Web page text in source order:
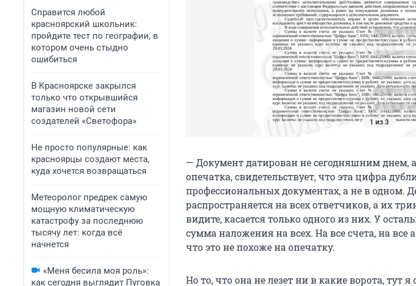
Справится любой
красноярский школьник:
пройдите тест по географии, в
котором очень стыдно
ошибиться
В Красноярске закрылся
только что открывшийся
магазин новой сети
создателей «Светофора»
Не просто популярные: как
красноярцы создают места,
куда хочется возвращаться
Метеоролог предрек самую
мощную климатическую
катастрофу за последнюю
тысячу лет: когда всё
начнется
«Меня бесила моя роль»:
как сегодня выглядит Пуговка
1 из 3
— Документ датирован не сегодняшним днем,
опечатка, свидетельствует, что эта цифра
профессиональных документах, а не в одном.
распространяется на всех ответчиков, а их
видите, касается только одного из них. У
сумма наложения на всех. На все счета, на
что это не похоже на опечатку.
Но то, что она не лезет ни в какие ворота, тут